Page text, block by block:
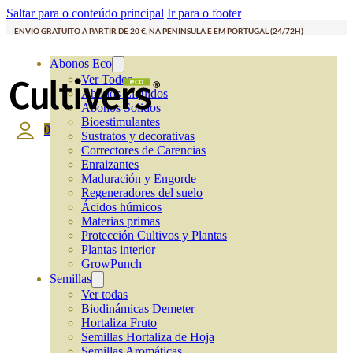
Saltar para o conteúdo principal Ir para o footer
ENVIO GRATUITO A PARTIR DE 20 €, NA PENÍNSULA E EM PORTUGAL (24/72H)
Abonos Eco
Ver Todos
Abonos Líquidos
Abonos Solidos
Bioestimulantes
Sustratos y decorativas
Correctores de Carencias
Enraizantes
Maduración y Engorde
Regeneradores del suelo
Ácidos húmicos
Materias primas
Protección Cultivos y Plantas
Plantas interior
GrowPunch
Semillas
Ver todas
Biodinámicas Demeter
Hortaliza Fruto
Semillas Hortaliza de Hoja
0